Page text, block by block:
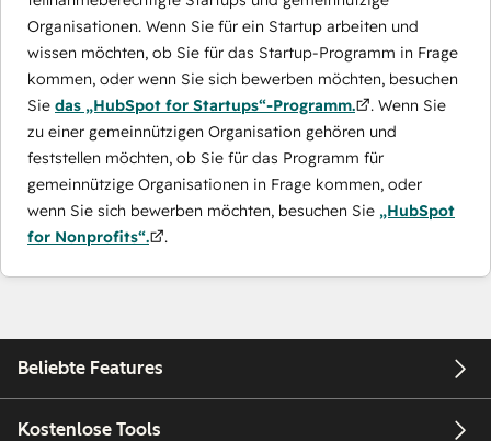
Organisationen. Wenn Sie für ein Startup arbeiten und
wissen möchten, ob Sie für das Startup-Programm in Frage
kommen, oder wenn Sie sich bewerben möchten, besuchen
Sie das „HubSpot for Startups“-Programm.
. Wenn Sie
zu einer gemeinnützigen Organisation gehören und
feststellen möchten, ob Sie für das Programm für
gemeinnützige Organisationen in Frage kommen, oder
wenn Sie sich bewerben möchten, besuchen Sie „HubSpot
for Nonprofits“.
.
Beliebte Features
Kostenlose Tools